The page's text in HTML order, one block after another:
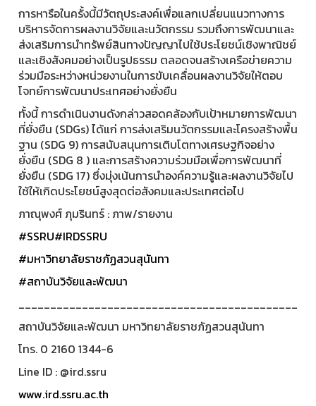
การหารือในครั้งนี้มีวัตถุประสงค์เพื่อแลกเปลี่ยนแนวทางการ
บริหารจัดการผลงานวิจัยและนวัตกรรม รวมถึงการพัฒนาและ
ส่งเสริมการนำทรัพย์สินทางปัญญาไปใช้ประโยชน์เชิงพาณิชย์
และเชิงสังคมอย่างเป็นรูปธรรม ตลอดจนสร้างเครือข่ายความ
ร่วมมือระหว่างหน่วยงานในการขับเคลื่อนผลงานวิจัยให้ตอบ
โจทย์การพัฒนาประเทศอย่างยั่งยืน
ทั้งนี้ การดำเนินงานดังกล่าวสอดคล้องกับเป้าหมายการพัฒนา
ที่ยั่งยืน (SDGs) ได้แก่ การส่งเสริมนวัตกรรมและโครงสร้างพื้น
ฐาน (SDG 9) การสนับสนุนการเติบโตทางเศรษฐกิจอย่าง
ยั่งยืน (SDG 8 ) และการสร้างความร่วมมือเพื่อการพัฒนาที่
ยั่งยืน (SDG 17) ซึ่งมุ่งเน้นการนำองค์ความรู้และผลงานวิจัยไป
ใช้ให้เกิดประโยชน์สูงสุดต่อสังคมและประเทศต่อไป
ภาณุพงศ์ ภุมรินทร์ : ภาพ/รายงาน
#SSRU#IRDSSRU
#มหาวิทยาลัยราชภัฏสวนสุนันทา
#สถาบันวิจัยและพัฒนา
____________________________________________
สถาบันวิจัยและพัฒนา มหาวิทยาลัยราชภัฏสวนสุนันทา
โทร. 0 2160 1344-6
Line ID : @ird.ssru
www.ird.ssru.ac.th